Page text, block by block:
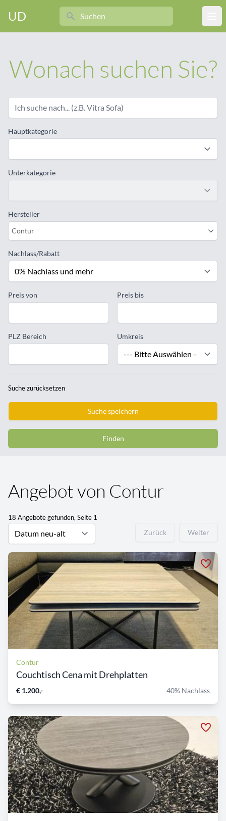
UD
Search
Wonach suchen Sie?
Hauptkategorie
Unterkategorie
Hersteller
Contur
Nachlass/Rabatt
Preis von Preis bis
PLZ Bereich Umkreis
Suche zurücksetzen
Suche speichern
Finden
Angebot von Contur
18 Angebote gefunden, Seite 1
Zurück Weiter
Contur
Couchtisch Cena mit Drehplatten
€ 1.200,- 40% Nachlass